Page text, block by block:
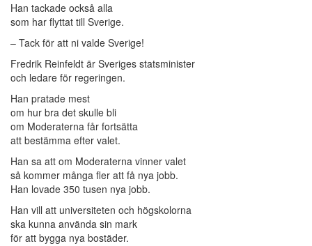
Han tackade också alla
som har flyttat till Sverige.
– Tack för att ni valde Sverige!
Fredrik Reinfeldt är Sveriges statsminister
och ledare för regeringen.
Han pratade mest
om hur bra det skulle bli
om Moderaterna får fortsätta
att bestämma efter valet.
Han sa att om Moderaterna vinner valet
så kommer många fler att få nya jobb.
Han lovade 350 tusen nya jobb.
Han vill att universiteten och högskolorna
ska kunna använda sin mark
för att bygga nya bostäder.